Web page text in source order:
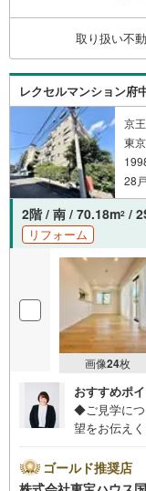
を問わず、
無料駐車場
も安心です
ます。
取り扱い不
レクセルマンション府
京
東
28
2階 / 南 / 70.18m2 /
リフォーム
画像24枚
おすすめポ
◆ご見学に
望をお伝え
のご連絡を
る」ボタン
ゴールド推奨店